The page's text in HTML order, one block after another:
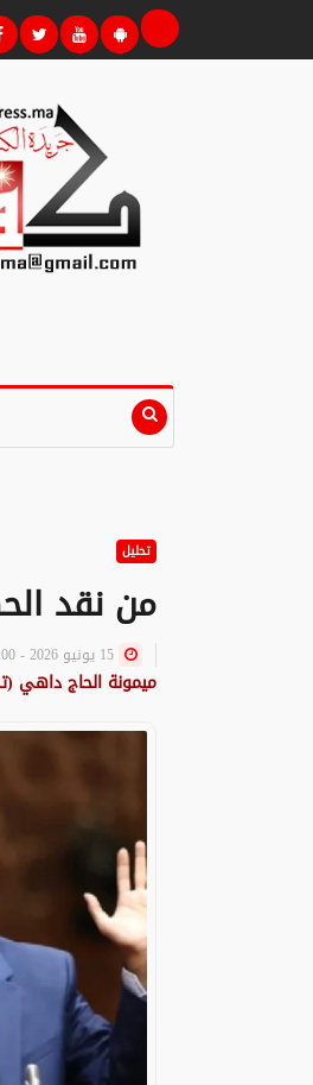
تحليل
من نقد
ميمونة الحاج داهي